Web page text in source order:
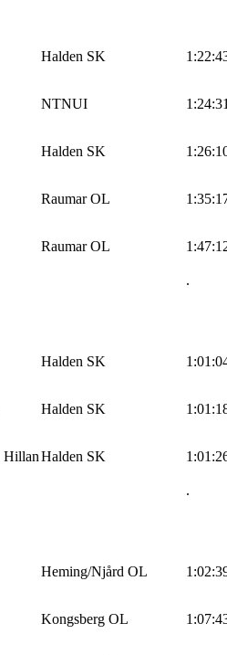
Halden SK
NTNUI
Halden SK
Raumar OL
Raumar OL
.
Halden SK
Halden SK
HillanHalden SK
.
Heming/Njård OL
Kongsberg OL